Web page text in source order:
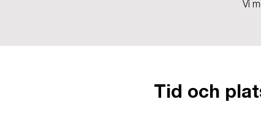
Vi
Tid och